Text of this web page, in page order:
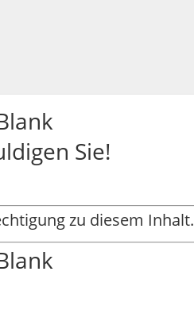
Sie!
zu diesem Inhalt.